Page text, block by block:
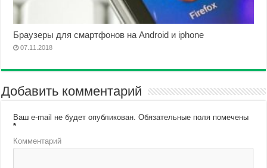
Браузеры для смартфонов на Android и iphone
07.11.2018
Добавить комментарий
Ваш e-mail не будет опубликован. Обязательные поля помечены
*
Комментарий